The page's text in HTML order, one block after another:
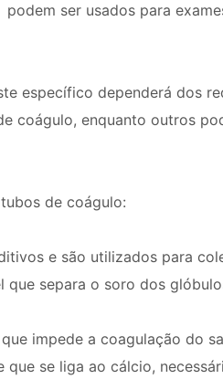
podem ser usados ​​para
específico dependerá dos
coágulo, enquanto outros
de coágulo:
e são utilizados para
que separa o soro dos
impede a coagulação do
que se liga ao cálcio,